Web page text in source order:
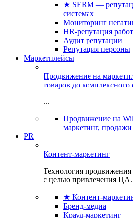
★ SERM —
системах
Мониторинг
HR-репутация
Аудит репутации
Репутация персоны
Маркетплейсы
Продвижение на
товаров до
...
Продвижение на
маркетинг, продажи
PR
Контент-маркетинг
Технология
с целью привлечения
★ Контент-
Бренд-медиа
Крауд-маркетинг